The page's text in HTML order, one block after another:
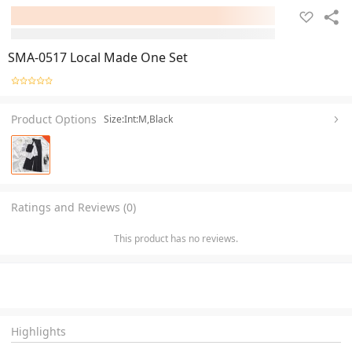
SMA-0517 Local Made One Set
Product Options Size:Int:M,Black
Ratings and Reviews (0)
This product has no reviews.
Highlights